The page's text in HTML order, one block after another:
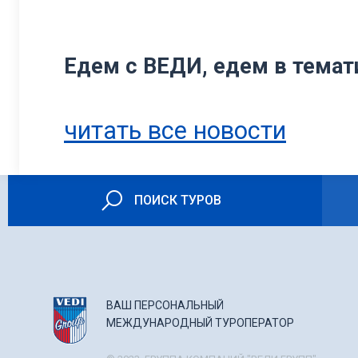
Едем с ВЕДИ, едем в
читать все новости
ПОИСК ТУРОВ
ВАШ ПЕРСОНАЛЬНЫЙ
МЕЖДУНАРОДНЫЙ ТУРОПЕРАТОР